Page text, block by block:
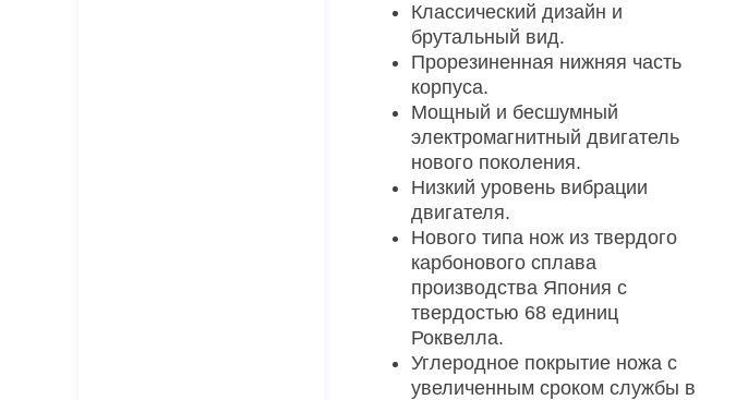
Классический дизайн и
брутальный вид.
Прорезиненная нижняя часть
корпуса.
Мощный и бесшумный
электромагнитный двигатель
нового поколения.
Низкий уровень вибрации
двигателя.
Нового типа нож из твердого
карбонового сплава
производства Япония с
твердостью 68 единиц
Роквелла.
Углеродное покрытие ножа с
увеличенным сроком службы в